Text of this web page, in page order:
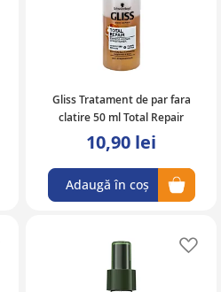
Gliss Tratament de par fara
clatire 50 ml Total Repair
10,90 lei
Adaugă în coș
Adaugă în lista de favorite